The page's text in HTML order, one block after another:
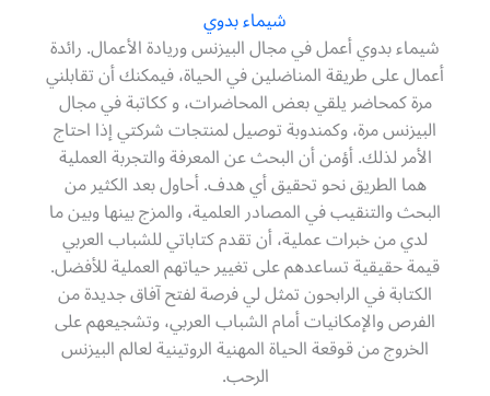
شيماء بدوي
شيماء بدوي أعمل في مجال البيزنس وريادة الأعمال. رائدة
أعمال على طريقة المناضلين في الحياة، فيمكنك أن تقابلني
مرة كمحاضر يلقي بعض المحاضرات، و ككاتبة في مجال
البيزنس مرة، وكمندوبة توصيل لمنتجات شركتي إذا احتاج
الأمر لذلك. أؤمن أن البحث عن المعرفة والتجربة العملية
هما الطريق نحو تحقيق أي هدف. أحاول بعد الكثير من
البحث والتنقيب في المصادر العلمية، والمزج بينها وبين ما
لدي من خبرات عملية، أن تقدم كتاباتي للشباب العربي
قيمة حقيقية تساعدهم على تغيير حياتهم العملية للأفضل.
الكتابة في الرابحون تمثل لي فرصة لفتح آفاق جديدة من
الفرص والإمكانيات أمام الشباب العربي، وتشجيعهم على
الخروج من قوقعة الحياة المهنية الروتينية لعالم البيزنس
الرحب.